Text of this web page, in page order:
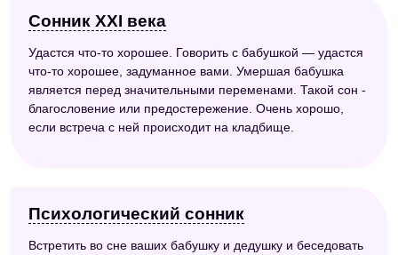
Сонник XXI века
Удастся что-то хорошее. Говорить с бабушкой — удастся
что-то хорошее, задуманное вами. Умершая бабушка
является перед значительными переменами. Такой сон -
благословение или предостережение. Очень хорошо,
если встреча с ней происходит на кладбище.
Психологический сонник
Встретить во сне ваших бабушку и дедушку и беседовать